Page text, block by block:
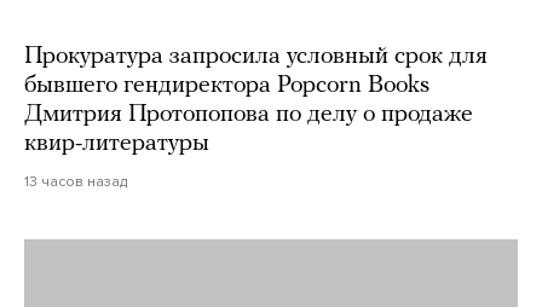
Прокуратура запросила условный срок для
бывшего гендиректора Popcorn Books
Дмитрия Протопопова по делу о продаже
квир-литературы
13 часов назад